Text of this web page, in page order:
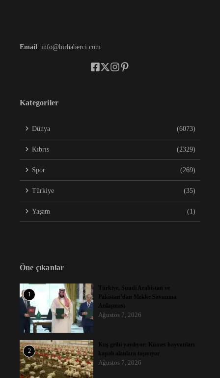
Email : info@birhaberci.com
Kategoriler
Dünya (6073)
Kıbrıs (2329)
Spor (269)
Türkiye (35)
Yaşam (1)
Öne çıkanlar
1
Türkiye, Suudi Arabistan ve
Pakistan’dan Mekke Savunma
Anlaşması
Ağustos 7, 2026
2
Kuş gribi yayılıyor: Kümes hayvanları
kapalı alanlara taşınıyor
Ağustos 7, 2026